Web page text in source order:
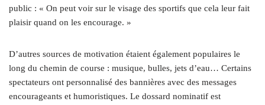
public : « On peut voir sur le visage des sportifs que cela leur fait
plaisir quand on les encourage. »
D’autres sources de motivation étaient également populaires le
long du chemin de course : musique, bulles, jets d’eau… Certains
spectateurs ont personnalisé des bannières avec des messages
encourageants et humoristiques. Le dossard nominatif est